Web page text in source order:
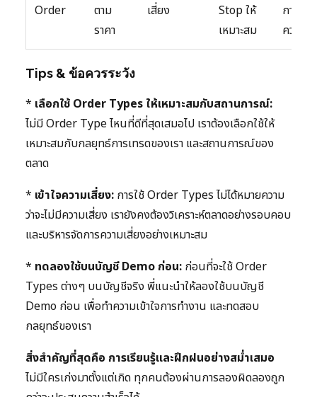
Order
ตาม
ราคา
เสี่ยง
Stop ให้
เหมาะสม
การจำ
ความเ
Tips & ข้อควรระวัง
* เลือกใช้ Order Types ให้เหมาะสมกับสถานการณ์:
ไม่มี Order Type ไหนที่ดีที่สุดเสมอไป เราต้องเลือกใช้ให้
เหมาะสมกับกลยุทธ์การเทรดของเรา และสถานการณ์ของ
ตลาด
* เข้าใจความเสี่ยง: การใช้ Order Types ไม่ได้หมายความ
ว่าจะไม่มีความเสี่ยง เรายังคงต้องวิเคราะห์ตลาดอย่างรอบคอบ
และบริหารจัดการความเสี่ยงอย่างเหมาะสม
* ทดลองใช้บนบัญชี Demo ก่อน: ก่อนที่จะใช้ Order
Types ต่างๆ บนบัญชีจริง พี่แนะนำให้ลองใช้บนบัญชี
Demo ก่อน เพื่อทำความเข้าใจการทำงาน และทดสอบ
กลยุทธ์ของเรา
สิ่งสำคัญที่สุดคือ การเรียนรู้และฝึกฝนอย่างสม่ำเสมอ
ไม่มีใครเก่งมาตั้งแต่เกิด ทุกคนต้องผ่านการลองผิดลองถูก